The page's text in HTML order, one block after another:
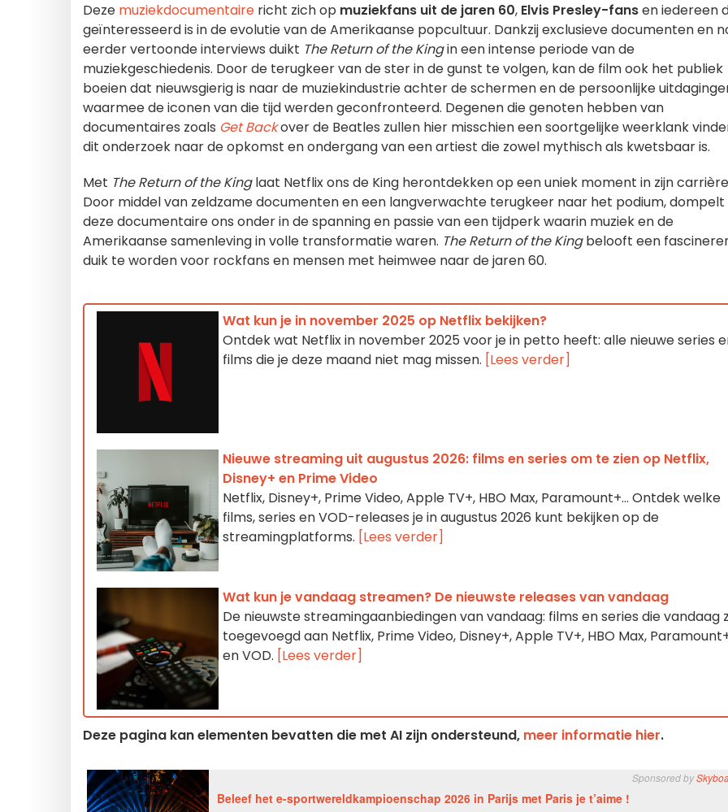
Deze muziekdocumentaire richt zich op muziekfans uit de jaren 60, Elvis Presley-fansen iedereen
geïnteresseerd is in de evolutie van de Amerikaanse popcultuur. Dankzij exclusieve documenten en
eerder vertoonde interviews duikt The Return of the Kingin een intense periode van de
muziekgeschiedenis. Door de terugkeer van de ster in de gunst te volgen, kan de film ook het publiek
boeien dat nieuwsgierig is naar de muziekindustrie achter de schermen en de persoonlijke
waarmee de iconen van die tijd werden geconfronteerd. Degenen die genoten hebben van
documentaires zoals Get Backover de Beatles zullen hier misschien een soortgelijke weerklank
dit onderzoek naar de opkomst en ondergang van een artiest die zowel mythisch als kwetsbaar is.
Met The Return of the Kinglaat Netflix ons de King herontdekken op een uniek moment in zijn
Door middel van zeldzame documenten en een langverwachte terugkeer naar het podium, dompelt
deze documentaire ons onder in de spanning en passie van een tijdperk waarin muziek en de
Amerikaanse samenleving in volle transformatie waren. The Return of the Kingbelooft een
duik te worden voor rockfans en mensen met heimwee naar de jaren 60.
Wat kun je in november 2025 op Netflix bekijken?
Ontdek wat Netflix in november 2025 voor je in petto heeft: alle nieuwe series
films die je deze maand niet mag missen. [Lees verder]
Nieuwe streaming uit augustus 2026: films en series om te zien op Netflix,
Disney+ en Prime Video
Netflix, Disney+, Prime Video, Apple TV+, HBO Max, Paramount+… Ontdek welke
films, series en VOD-releases je in augustus 2026 kunt bekijken op de
streamingplatforms. [Lees verder]
Wat kun je vandaag streamen? De nieuwste releases van vandaag
De nieuwste streamingaanbiedingen van vandaag: films en series die vandaag
toegevoegd aan Netflix, Prime Video, Disney+, Apple TV+, HBO Max,
en VOD. [Lees verder]
Deze pagina kan elementen bevatten die met AI zijn ondersteund, meer informatie hier.